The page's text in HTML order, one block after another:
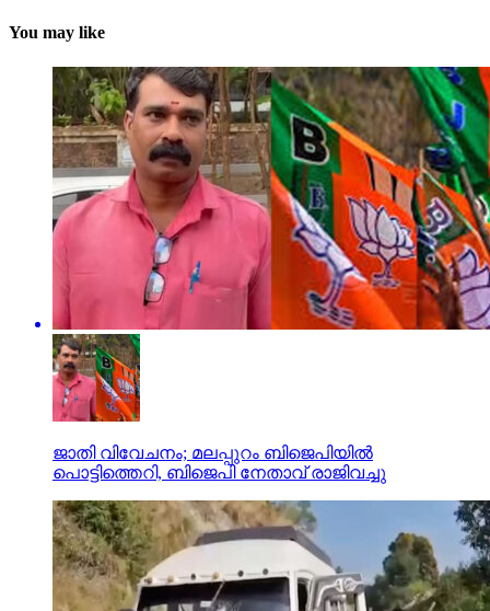
You may like
ജാതി വിവേചനം; മലപ്പുറം ബിജെപിയില്‍
പൊട്ടിത്തെറി, ബിജെപി നേതാവ് രാജിവച്ചു